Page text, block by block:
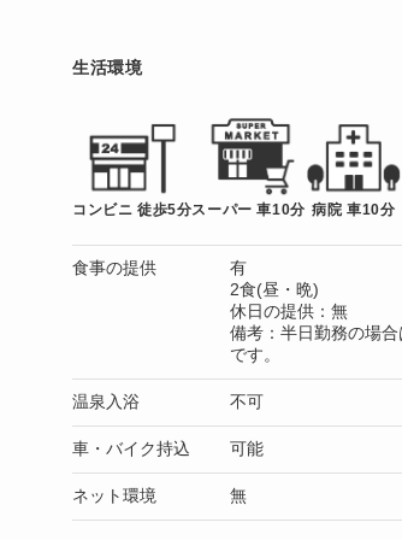
生活環境
コンビニ 徒歩5分スーパー 車10分 病院 車10分
食事の提供
有
2食(昼・晩)
休日の提供：無
備考：半日勤務の場
です。
温泉入浴 不可
車・バイク持込 可能
ネット環境 無